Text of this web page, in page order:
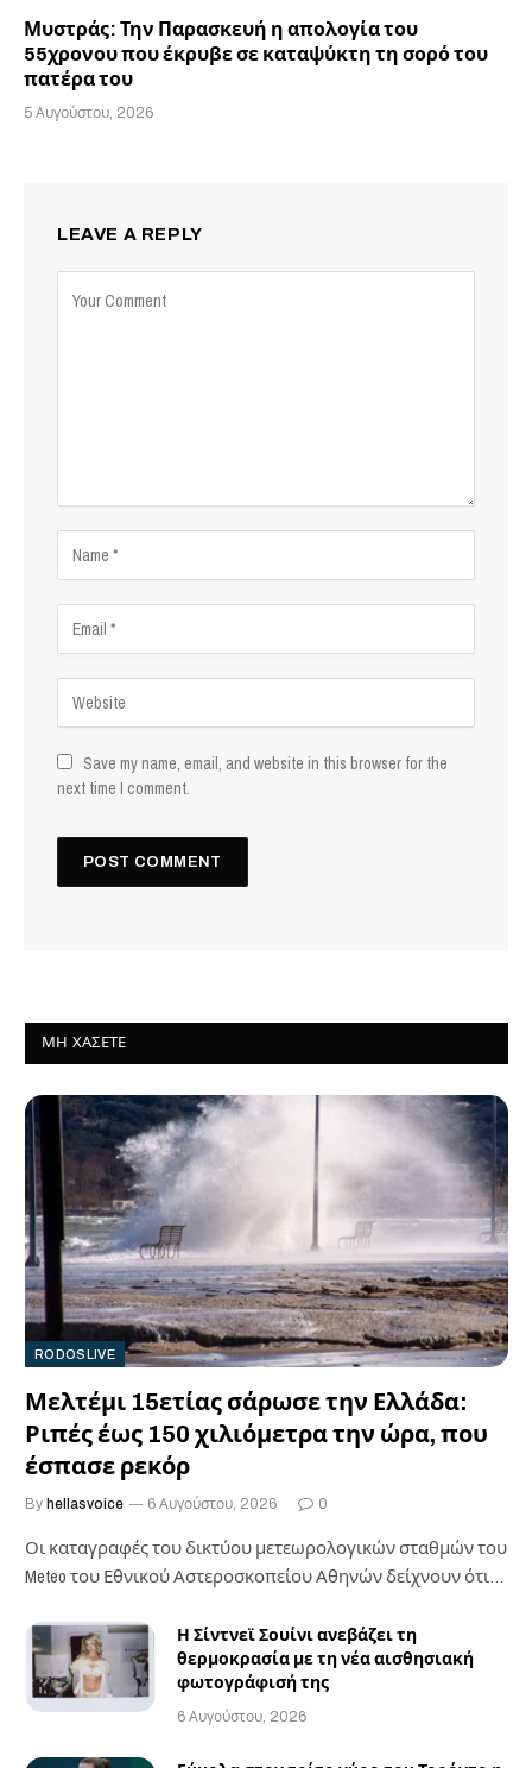
Μυστράς: Την Παρασκευή η απολογία του
55χρονου που έκρυβε σε καταψύκτη τη σορό του
πατέρα του
5 Αυγούστου, 2026
LEAVE A REPLY
Save my name, email, and website in this browser for the
next time I comment.
ΜΗ ΧΆΣΕΤΕ
RODOSLIVE
Μελτέμι 15ετίας σάρωσε την Ελλάδα:
Ριπές έως 150 χιλιόμετρα την ώρα, που
έσπασε ρεκόρ
By hellasvoice 6 Αυγούστου, 2026 0
Οι καταγραφές του δικτύου μετεωρολογικών σταθμών του
Meteo του Εθνικού Αστεροσκοπείου Αθηνών δείχνουν ότι
Η Σίντνεϊ Σουίνι ανεβάζει τη
θερμοκρασία με τη νέα αισθησιακή
φωτογράφισή της
6 Αυγούστου, 2026